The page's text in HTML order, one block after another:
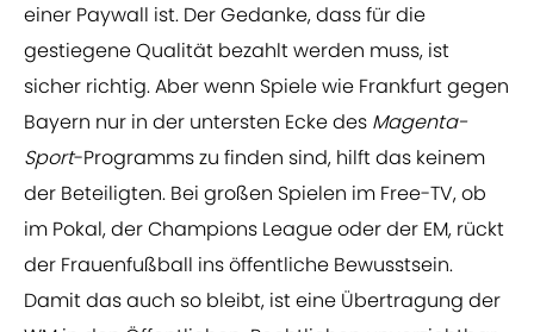
einer Paywall ist. Der Gedanke, dass für die
gestiegene Qualität bezahlt werden muss, ist
sicher richtig. Aber wenn Spiele wie Frankfurt gegen
Bayern nur in der untersten Ecke des Magenta-
Sport-Programms zu finden sind, hilft das keinem
der Beteiligten. Bei großen Spielen im Free-TV, ob
im Pokal, der Champions League oder der EM, rückt
der Frauenfußball ins öffentliche Bewusstsein.
Damit das auch so bleibt, ist eine Übertragung der